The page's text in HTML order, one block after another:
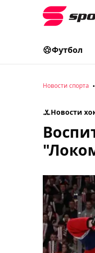
Футбол
Новости спорта
Новости